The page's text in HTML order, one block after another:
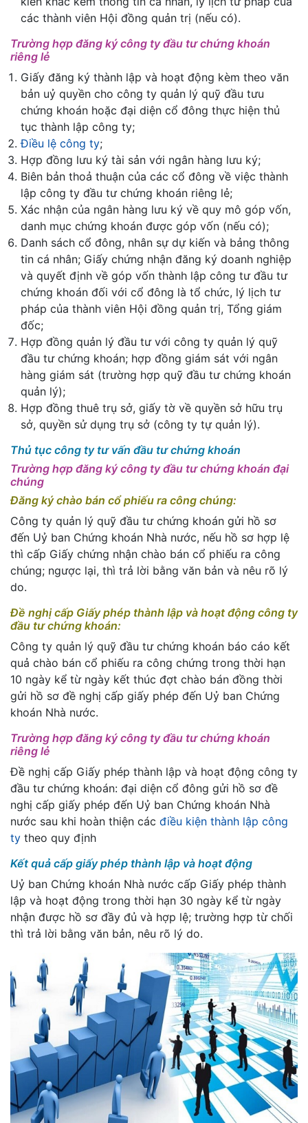
các thành viên Hội đồng quản trị (nếu có).
Trường hợp đăng ký công ty đầu tư chứng khoán
riêng lẻ
Giấy đăng ký thành lập và hoạt động kèm theo văn
bản uỷ quyền cho công ty quản lý quỹ đầu tưu
chứng khoán hoặc đại diện cổ đông thực hiện thủ
tục thành lập công ty;
Điều lệ công ty;
Hợp đồng lưu ký tài sản với ngân hàng lưu ký;
Biên bản thoả thuận của các cổ đông về việc thành
lập công ty đầu tư chứng khoán riêng lẻ;
Xác nhận của ngân hàng lưu ký về quy mô góp vốn,
danh mục chứng khoán được góp vốn (nếu có);
Danh sách cổ đông, nhân sự dự kiến và bảng thông
tin cá nhân; Giấy chứng nhận đăng ký doanh nghiệp
và quyết định về góp vốn thành lập công tư đầu tư
chứng khoán đối với cổ đông là tổ chức, lý lịch tư
pháp của thành viên Hội đồng quản trị, Tổng giám
đốc;
Hợp đồng quản lý đầu tư với công ty quản lý quỹ
đầu tư chứng khoán; hợp đồng giám sát với ngân
hàng giám sát (trường hợp quỹ đầu tư chứng khoán
quản lý);
Hợp đồng thuê trụ sở, giấy tờ về quyền sở hữu trụ
sở, quyền sử dụng trụ sở (công ty tự quản lý).
Thủ tục công ty tư vấn đầu tư chứng khoán
Trường hợp đăng ký công ty đầu tư chứng khoán đại
chúng
Đăng ký chào bán cổ phiếu ra công chúng:
Công ty quản lý quỹ đầu tư chứng khoán gửi hồ sơ
đến Uỷ ban Chứng khoán Nhà nước, nếu hồ sơ hợp lệ
thì cấp Giấy chứng nhận chào bán cổ phiếu ra công
chúng; ngược lại, thì trả lời bằng văn bản và nêu rõ lý
do.
Đề nghị cấp Giấy phép thành lập và hoạt động công ty
đầu tư chứng khoán:
Công ty quản lý quỹ đầu tư chứng khoán báo cáo kết
quả chào bán cổ phiếu ra công chứng trong thời hạn
10 ngày kể từ ngày kết thúc đợt chào bán đồng thời
gửi hồ sơ đề nghị cấp giấy phép đến Uỷ ban Chứng
khoán Nhà nước.
Trường hợp đăng ký công ty đầu tư chứng khoán
riêng lẻ
Đề nghị cấp Giấy phép thành lập và hoạt động công ty
đầu tư chứng khoán: đại diện cổ đông gửi hồ sơ đề
nghị cấp giấy phép đến Uỷ ban Chứng khoán Nhà
nước sau khi hoàn thiện các điều kiện thành lập công
ty theo quy định
Kết quả cấp giấy phép thành lập và hoạt động
Uỷ ban Chứng khoán Nhà nước cấp Giấy phép thành
lập và hoạt động trong thời hạn 30 ngày kể từ ngày
nhận được hồ sơ đầy đủ và hợp lệ; trường hợp từ chối
thì trả lời bằng văn bản, nêu rõ lý do.